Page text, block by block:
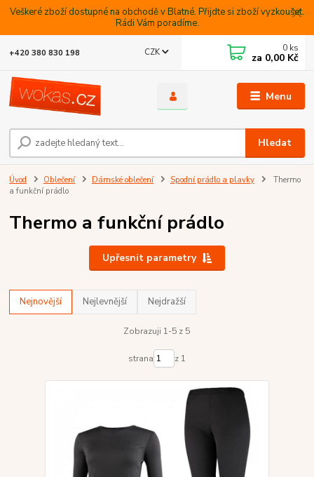
Veškeré zboží dostupné na obchodě v Blatné. Přijdte si zboží vyzkoušet.
Rádi Vám poradíme.
Menu
CZK
Hledat
+420 380 830 198 0 ks
za 0,00 Kč
Úvod Oblečení Dámské oblečení Spodní prádlo a plavky
Thermo
a funkční prádlo
Thermo a funkční prádlo
Upřesnit parametry
Nejnovější Nejlevnější Nejdražší
Zobrazuji 1-5 z 5
strana z 1